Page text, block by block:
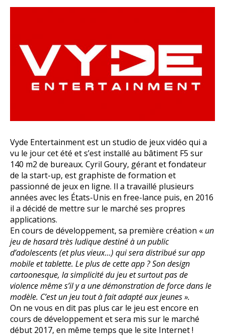
Vyde Entertainment est un studio de jeux vidéo qui a
vu le jour cet été et s’est installé au bâtiment F5 sur
140 m2 de bureaux. Cyril Goury, gérant et fondateur
de la start-up, est graphiste de formation et
passionné de jeux en ligne. Il a travaillé plusieurs
années avec les États-Unis en free-lance puis, en 2016
il a décidé de mettre sur le marché ses propres
applications.
En cours de développement, sa première création « un
jeu de hasard très ludique destiné à un public
d’adolescents (et plus vieux…) qui sera distribué sur app
mobile et tablette. Le plus de cette app ? Son design
cartoonesque, la simplicité du jeu et surtout pas de
violence même s’il y a une démonstration de force dans le
modèle. C’est un jeu tout à fait adapté aux jeunes ».
On ne vous en dit pas plus car le jeu est encore en
cours de développement et sera mis sur le marché
début 2017, en même temps que le site Internet !